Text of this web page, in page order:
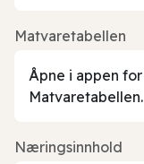
Matvaretabellen
Åpne i appen
Matvaretabellen.
Næringsinnhold